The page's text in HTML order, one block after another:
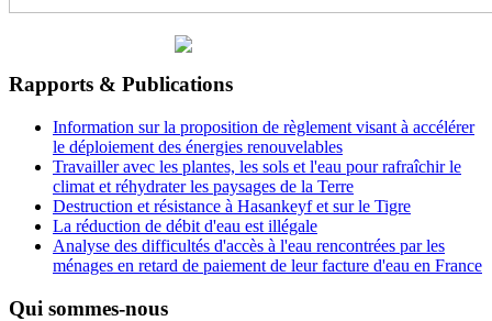
Rapports & Publications
Information sur la proposition de règlement visant à accélérer
le déploiement des énergies renouvelables
Travailler avec les plantes, les sols et l'eau pour rafraîchir le
climat et réhydrater les paysages de la Terre
Destruction et résistance à Hasankeyf et sur le Tigre
La réduction de débit d'eau est illégale
Analyse des difficultés d'accès à l'eau rencontrées par les
ménages en retard de paiement de leur facture d'eau en France
Qui sommes-nous